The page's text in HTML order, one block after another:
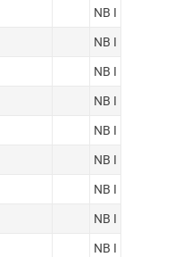
NB I
NB I
NB I
NB I
NB I
NB I
NB I
NB I
NB I